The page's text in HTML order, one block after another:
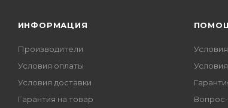
ИНФОРМАЦИЯ
Производители
Условия оплаты
Условия доставки
Гарантия на товар